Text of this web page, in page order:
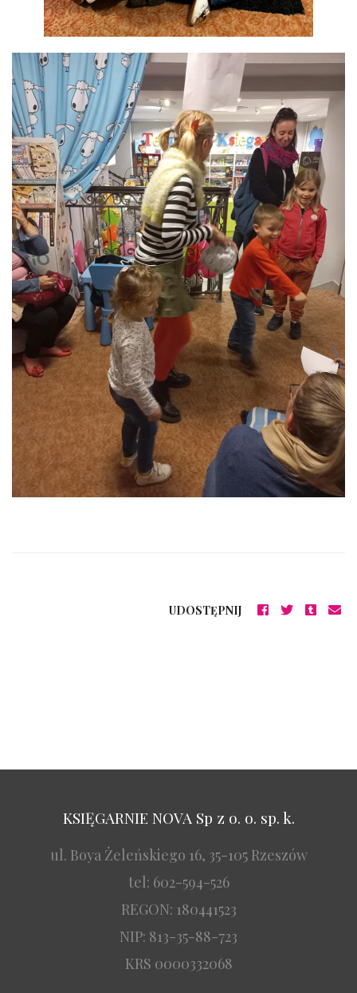
UDOSTĘPNIJ
KSIĘGARNIE NOVA Sp z o. o. sp. k.
ul. Boya Żeleńskiego 16, 35-105 Rzeszów
tel: 602-594-526
REGON: 180441523
NIP: 813-35-88-723
KRS 0000332068